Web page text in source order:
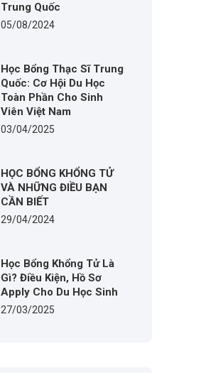
Trung Quốc
05/08/2024
Học Bổng Thạc Sĩ Trung
Quốc: Cơ Hội Du Học
Toàn Phần Cho Sinh
Viên Việt Nam
03/04/2025
HỌC BỔNG KHỔNG TỬ
VÀ NHỮNG ĐIỀU BẠN
CẦN BIẾT
29/04/2024
Học Bổng Khổng Tử Là
Gì? Điều Kiện, Hồ Sơ
Apply Cho Du Học Sinh
27/03/2025